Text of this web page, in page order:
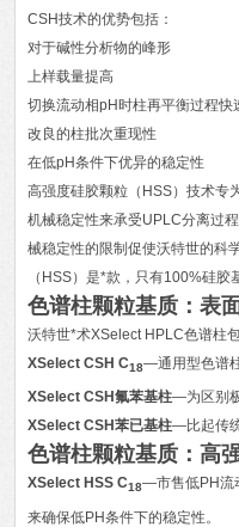
CSH技术的优势包括：
对于碱性分析物的峰形
上样载量提高
切换流动相pH时柱再平衡过程快
改良的柱批次重现性
在低pH条件下优异的稳定性
高强度硅胶颗粒（HSS）技术专
机械稳定性来承受UPLC分离过
械稳定性的限制促使沃特世的科
（HSS）是*款，只有100%硅
色谱柱颗粒基质：表
沃特世*术XSelect HPLC色谱柱
XSelect CSH C18—通用型色谱
XSelect CSH氟苯基柱—为区别
XSelect CSH苯已基柱—比起传
色谱柱颗粒基质：高
XSelect HSS C18—市售低PH流
来确保低PH条件下的稳定性。